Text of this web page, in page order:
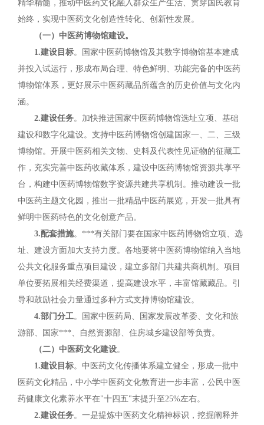
精华精髓，推动中医药文化融入群众生产生活、贯穿国民教育
始终，实现中医药文化创造性转化、创新性发展。
（一）中医药博物馆建设。
1.建设目标。国家中医药博物馆及其数字博物馆基本建成
并投入试运行，形成布局合理、特色鲜明、功能完备的中医药
博物馆体系，更好展示中医药藏品所蕴含的历史价值与文化内
涵。
2.建设任务。加快推进国家中医药博物馆选址立项、基础
建设和数字化建设。支持中医药博物馆创建国家一、二、三级
博物馆。开展中医药相关文物、史料及代表性见证物的征藏工
作，充实完善中医药收藏体系，建设中医药博物馆资源共享平
台，构建中医药博物馆数字资源共建共享机制。推动建设一批
中医药主题文化园，推出一批精品中医药展览，开发一批具有
鲜明中医药特色的文化创意产品。
3.配套措施。***有关部门要在国家中医药博物馆立项、选
址、建设方面加大支持力度。各地要将中医药博物馆纳入当地
公共文化服务重点项目建设，建立多部门共建共商机制。项目
单位要拓展相关经费渠道，提高建设水平，丰富馆藏藏品。引
导和鼓励社会力量通过多种方式支持博物馆建设。
4.部门分工。国家中医药局、国家发展改革委、文化和旅
游部、国家***、自然资源部、住房城乡建设部等负责。
（二）中医药文化建设。
1.建设目标。中医药文化传播体系建立健全，形成一批中
医药文化精品，中小学中医药文化教育进一步丰富，公民中医
药健康文化素养水平在"十四五"末提升至25%左右。
2.建设任务。一是提炼中医药文化精神标识，挖掘阐释并